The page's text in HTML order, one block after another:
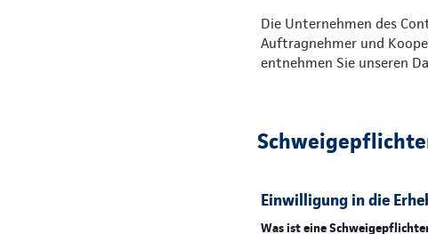
Die Unternehmen des
Auftragnehmer und
entnehmen Sie unseren
Einwilligung in die
Was ist eine